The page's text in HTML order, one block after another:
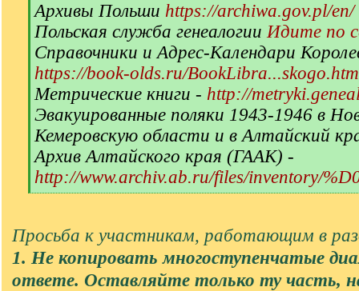
q
]
Архивы Польши https://archiwa.gov.pl/en/
Польская служба генеалогииИдите по
Справочники и Адрес-Календари
https://book-olds.ru/
Метрические книги - http://
Эвакуированные поляки 1943-1946 в
Кемеровскую области и в Алтайский
Архив Алтайского края (ГААК) -
http://www.archiv.ab.ru/files/inventory/
[
]
Просьба к участникам, работающим в
1. Не копировать многоступенчатые
ответе. Оставляйте только ту часть,